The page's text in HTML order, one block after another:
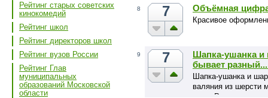
Рейтинг старых советских
кинокомедий
Рейтинг школ
Рейтинг директоров школ
Рейтинг вузов России
Рейтинг Глав
муниципальных
образований Московской
области
8 7 Объёмная
Красивое
9 7
Шапка-ушанка
бывает
Шапка-ушанка и
валяния из шерсти